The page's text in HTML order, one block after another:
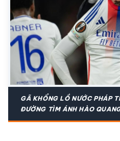
GÃ KHỔNG LỒ NƯỚC PHÁP
ĐƯỜNG TÌM ÁNH HÀO